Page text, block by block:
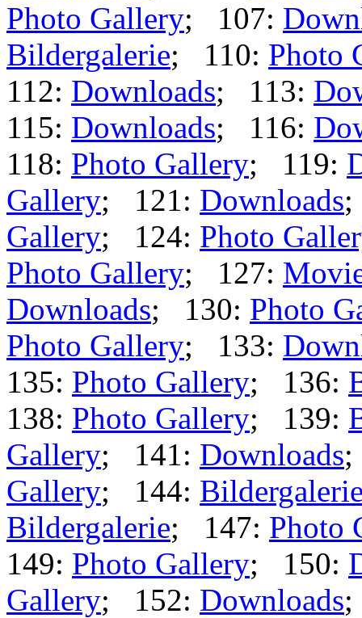
Photo Gallery; 107:
Bildergalerie; 110: Photo
112: Downloads; 113:
115: Downloads; 116:
118: Photo Gallery; 119:
Gallery; 121: Downloads
Gallery; 124: Photo
Photo Gallery; 127:
Downloads; 130: Photo
Photo Gallery; 133:
135: Photo Gallery; 136:
138: Photo Gallery; 139:
Gallery; 141: Downloads
Gallery; 144:
Bildergalerie; 147: Photo
149: Photo Gallery; 150:
Gallery; 152: Downloads